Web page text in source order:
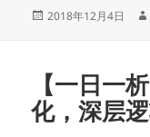
发
2018年12月4日
【一日一
化，深层